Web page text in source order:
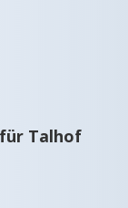
Talhof